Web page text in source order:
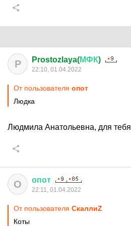
P Prostozlaya(МФК)
22:10, 01.04.2022
От пользователя опот
Людка
Людмила Анатольевна, для тебя
О опот
22:11, 01.04.2022
От пользователя СкаллиZ
Коты